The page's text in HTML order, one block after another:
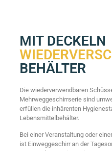
MIT DECKELN
BEHÄLTER
Die wiederverwendbaren
Mehrweggeschirrserie sind
erfüllen die inhärenten
Lebensmittelbehälter.
Bei einer Veranstaltung oder
ist Einweggeschirr an der